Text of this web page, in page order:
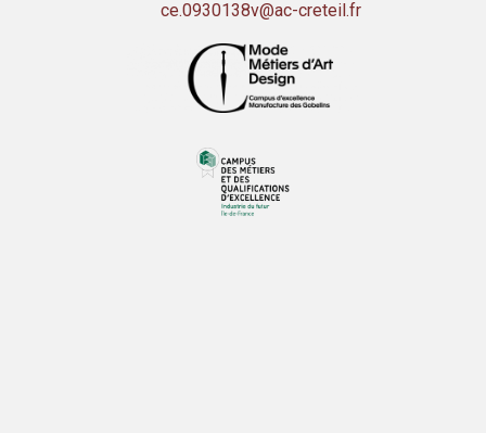
ce.0930138v@ac-creteil.fr